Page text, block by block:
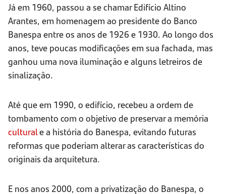
Já em 1960, passou a se chamar Edifício Altino
Arantes, em homenagem ao presidente do Banco
Banespa entre os anos de 1926 e 1930. Ao longo dos
anos, teve poucas modificações em sua fachada, mas
ganhou uma nova iluminação e alguns letreiros de
sinalização.
Até que em 1990, o edifício, recebeu a ordem de
tombamento com o objetivo de preservar a memória
culturale a história do Banespa, evitando futuras
reformas que poderiam alterar as características do
originais da arquitetura.
E nos anos 2000, com a privatização do Banespa, o